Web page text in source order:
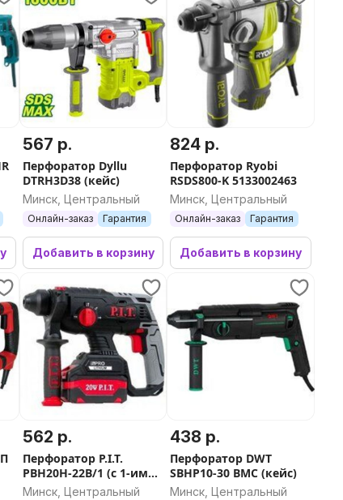
567 р.
Перфоратор Dyllu
DTRH3D38 (кейс)
Минск, Центральный
Онлайн-заказ Гарантия
Добавить в корзину
824 р.
Перфоратор Ryobi
RSDS800-K 5133002463
Минск, Центральный
Онлайн-заказ Гарантия
Добавить в корзину
562 р.
Перфоратор P.I.T.
PBH20H-22B/1 (с 1-им
АКБ, кейс)
Минск, Центральный
438 р.
Перфоратор DWT
SBHP10-30 BMC (кейс)
Минск, Центральный